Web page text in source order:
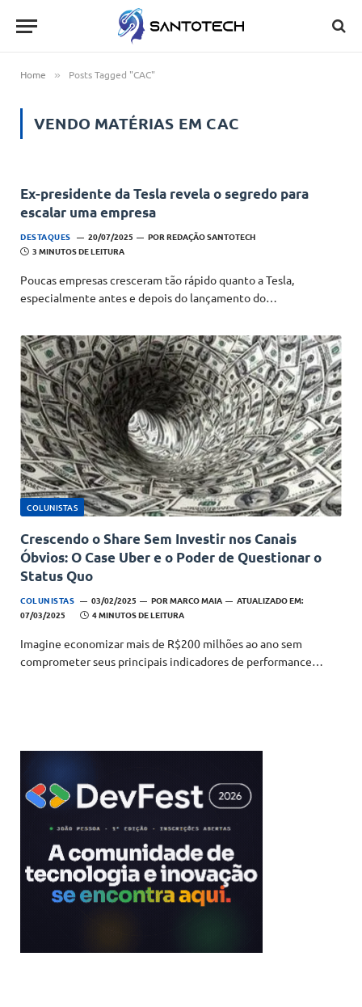
Home » Posts Tagged "CAC"
VENDO MATÉRIAS EM CAC
Ex-presidente da Tesla revela o segredo para
escalar uma empresa
DESTAQUES 20/07/2025 PORREDAÇÃO SANTOTECH
3 MINUTOS DE LEITURA
Poucas empresas cresceram tão rápido quanto a Tesla,
especialmente antes e depois do lançamento do…
COLUNISTAS
Crescendo o Share Sem Investir nos Canais
Óbvios: O Case Uber e o Poder de Questionar o
Status Quo
COLUNISTAS 03/02/2025 POR MARCO MAIA
ATUALIZADO EM:
07/03/2025
4 MINUTOS DE LEITURA
Imagine economizar mais de R$200 milhões ao ano sem
comprometer seus principais indicadores de performance…